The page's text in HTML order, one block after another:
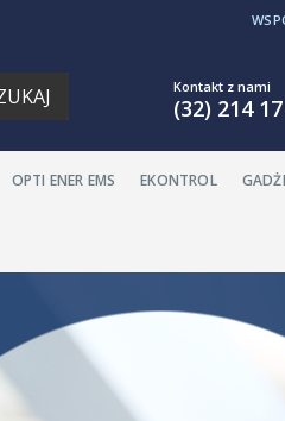
Kontakt z nami
(32) 214
OPTI ENER EMS EKONTROL